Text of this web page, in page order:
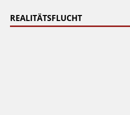
REALITÄTSFLUCHT